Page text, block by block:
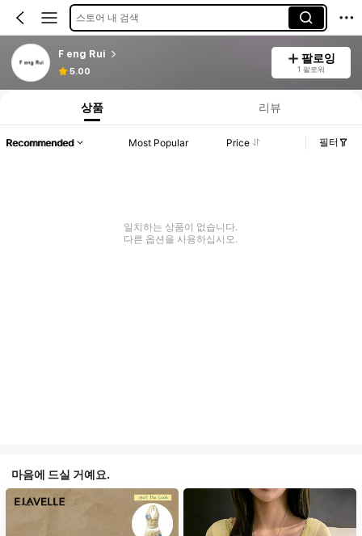
스토어 내 검색
F eng Rui
5.00
팔로잉
1 팔로워
상품 리뷰
Recommended Most Popular Price 필터
일치하는 상품이 없습니다.
다른 옵션을 사용하십시오.
마음에 드실 거예요.